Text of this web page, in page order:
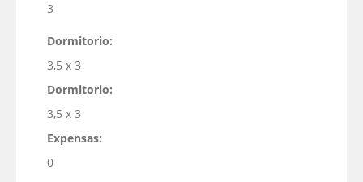
3
Dormitorio:
3,5 x 3
Dormitorio:
3,5 x 3
Expensas:
0